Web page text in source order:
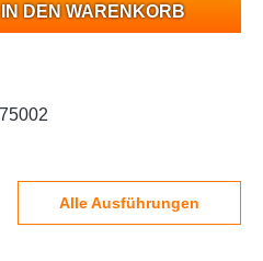
IN DEN WARENKORB
Alle Ausführungen